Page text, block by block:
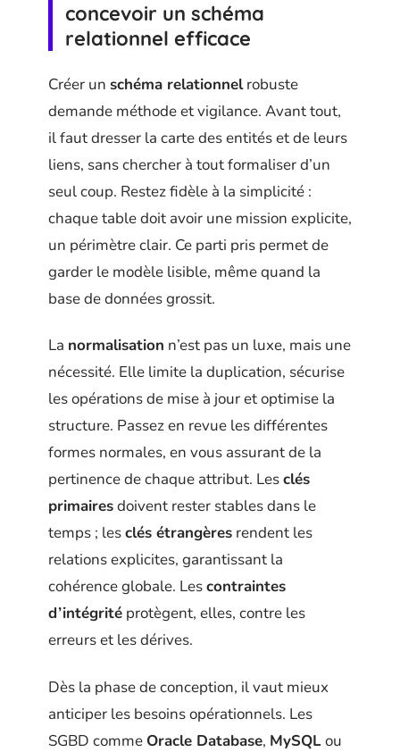
concevoir un schéma
relationnel efficace
Créer un schéma relationnelrobuste
demande méthode et vigilance. Avant tout,
il faut dresser la carte des entités et de leurs
liens, sans chercher à tout formaliser d’un
seul coup. Restez fidèle à la simplicité :
chaque table doit avoir une mission explicite,
un périmètre clair. Ce parti pris permet de
garder le modèle lisible, même quand la
base de données grossit.
La normalisation n’est pas un luxe, mais une
nécessité. Elle limite la duplication, sécurise
les opérations de mise à jour et optimise la
structure. Passez en revue les différentes
formes normales, en vous assurant de la
pertinence de chaque attribut. Lesclés
primairesdoivent rester stables dans le
temps ; lesclés étrangères rendent les
relations explicites, garantissant la
cohérence globale. Lescontraintes
d’intégrité protègent, elles, contre les
erreurs et les dérives.
Dès la phase de conception, il vaut mieux
anticiper les besoins opérationnels. Les
SGBD comme Oracle Database, MySQLou